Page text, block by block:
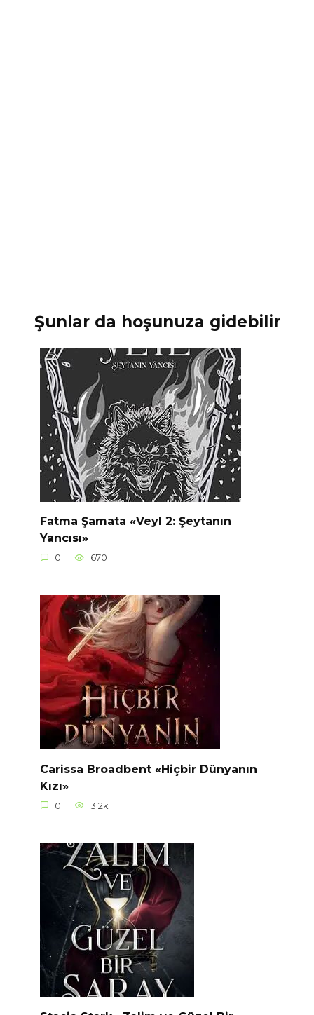
Şunlar da hoşunuza gidebilir
Fatma Şamata «Veyl 2: Şeytanın
Yancısı»
0 670
Carissa Broadbent «Hiçbir Dünyanın
Kızı»
0 3.2k.